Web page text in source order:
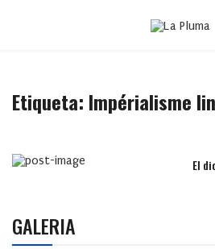
Etiqueta: Impérialisme
El
GALERIA